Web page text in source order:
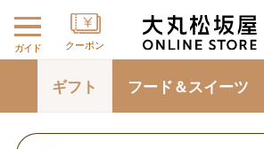
ガイド クーポン
ギフト フード＆スイーツ